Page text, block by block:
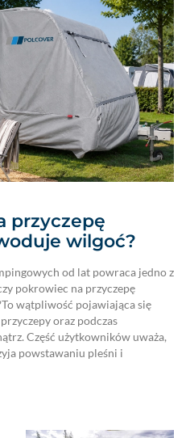
przyczepę
wilgoć?
od lat powraca jedno z
pokrowiec na przyczepę
wątpliwość pojawiająca się
oraz podczas
Część użytkowników uważa,
powstawaniu pleśni i